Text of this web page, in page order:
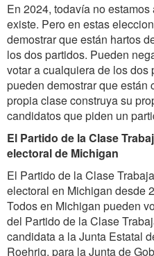
En 2024, todavía no
existe. Pero en estas
demostrar que están hartos
los dos partidos. Pueden
votar a cualquiera de los dos
pueden demostrar que están
propia clase construya su
candidatos que piden un
El Partido de la Clase
electoral de Michigan
El Partido de la Clase
electoral en Michigan desde
Todos en Michigan pueden
del Partido de la Clase
candidata a la Junta Estatal
Roehrig, para la Junta de